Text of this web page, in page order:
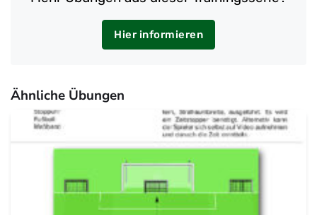
Hier informieren
Ähnliche Übungen